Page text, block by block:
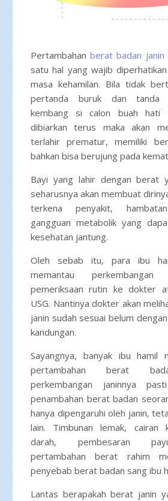
Pertambahanberat badan janin
satu hal yang wajib
masa kehamilan. Bila tidak
pertanda buruk dan tanda
kembang si calon buah hati
dibiarkan terus maka akan
terlahir prematur, memiliki
bahkan bisa berujung pada
Bayi yang lahir dengan berat
seharusnya akan membuat
terkena penyakit,
gangguan metabolik yang
kesehatan jantung.
Oleh sebab itu, para ibu
memantau
pemeriksaan rutin ke dokter
USG. Nantinya dokter akan
janin sudah sesuai belum
kandungan.
Sayangnya, banyak ibu hamil
pertambahan berat
perkembangan janinnya
penambahan berat badan
hanya dipengaruhi oleh janin,
lain. Timbunan lemak, cairan
darah, pembesaran
pertambahan berat rahim
penyebab berat badan sang ibu
Lantas berapakah berat janin